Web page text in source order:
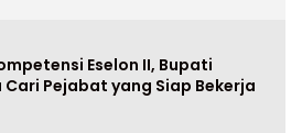
Eselon II, Bupati
Cari Pejabat yang Siap Bekerja